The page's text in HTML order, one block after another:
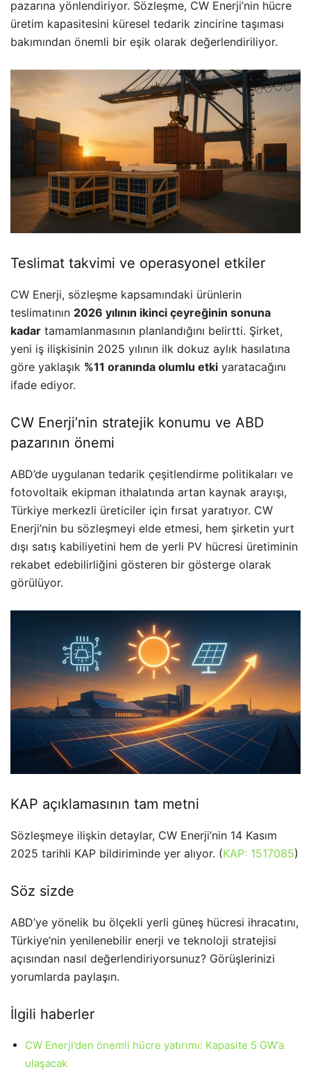
pazarına yönlendiriyor. Sözleşme, CW Enerji’nin hücre
üretim kapasitesini küresel tedarik zincirine taşıması
bakımından önemli bir eşik olarak değerlendiriliyor.
Teslimat takvimi ve operasyonel etkiler
CW Enerji, sözleşme kapsamındaki ürünlerin
teslimatının 2026 yılının ikinci çeyreğinin sonuna
kadar tamamlanmasının planlandığını belirtti. Şirket,
yeni iş ilişkisinin 2025 yılının ilk dokuz aylık hasılatına
göre yaklaşık %11 oranında olumlu etki yaratacağını
ifade ediyor.
CW Enerji’nin stratejik konumu ve ABD
pazarının önemi
ABD’de uygulanan tedarik çeşitlendirme politikaları ve
fotovoltaik ekipman ithalatında artan kaynak arayışı,
Türkiye merkezli üreticiler için fırsat yaratıyor. CW
Enerji’nin bu sözleşmeyi elde etmesi, hem şirketin yurt
dışı satış kabiliyetini hem de yerli PV hücresi üretiminin
rekabet edebilirliğini gösteren bir gösterge olarak
görülüyor.
KAP açıklamasının tam metni
Sözleşmeye ilişkin detaylar, CW Enerji’nin 14 Kasım
2025 tarihli KAP bildiriminde yer alıyor. (KAP: 1517085)
Söz sizde
ABD’ye yönelik bu ölçekli yerli güneş hücresi ihracatını,
Türkiye’nin yenilenebilir enerji ve teknoloji stratejisi
açısından nasıl değerlendiriyorsunuz? Görüşlerinizi
yorumlarda paylaşın.
İlgili haberler
CW Enerji’den önemli hücre yatırımı: Kapasite 5 GW’a
ulaşacak